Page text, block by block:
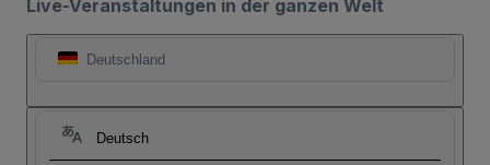
Live-Veranstaltungen in der ganzen Welt
Deutschland
Deutsch